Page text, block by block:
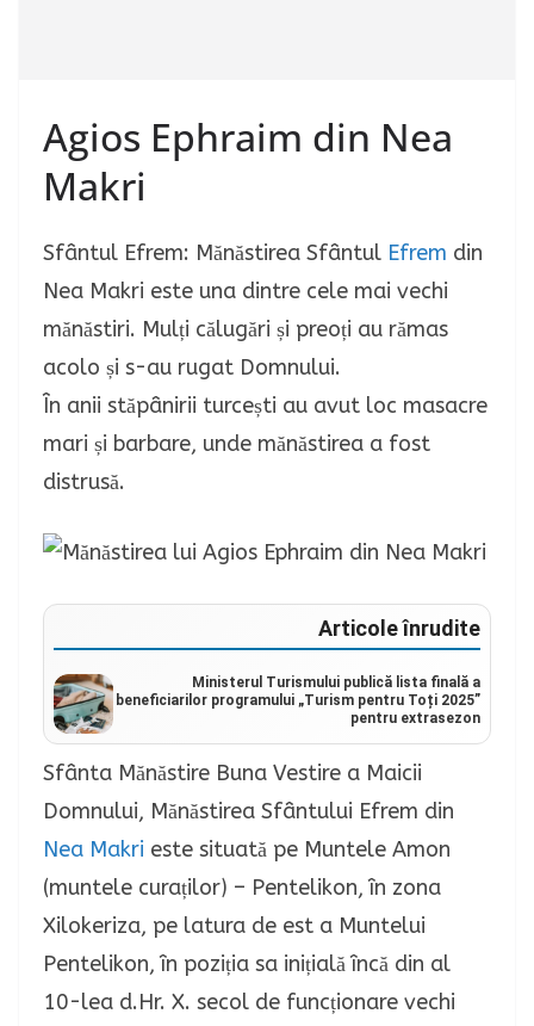
Agios Ephraim din Nea
Makri
Sfântul Efrem: Mănăstirea Sfântul Efrem din
Nea Makri este una dintre cele mai vechi
mănăstiri. Mulți călugări și preoți au rămas
acolo și s-au rugat Domnului.
În anii stăpânirii turcești au avut loc masacre
mari și barbare, unde mănăstirea a fost
distrusă.
Articole înrudite
Ministerul Turismului publică lista finală a
beneficiarilor programului „Turism pentru Toți 2025”
pentru extrasezon
Sfânta Mănăstire Buna Vestire a Maicii
Domnului, Mănăstirea Sfântului Efrem din
Nea Makri este situată pe Muntele Amon
(muntele curaților) – Pentelikon, în zona
Xilokeriza, pe latura de est a Muntelui
Pentelikon, în poziția sa inițială încă din al
10-lea d.Hr. X. secol de funcționare vechi